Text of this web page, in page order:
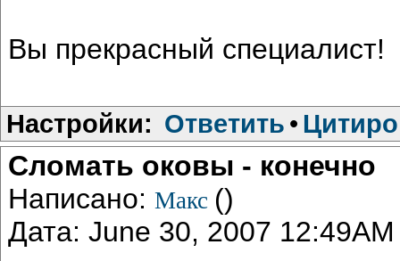
Вы прекрасный специалист!
Настройки: Ответить •
Сломать оковы - конечно
Написано: Макс ()
Дата: June 30, 2007 12:49AM